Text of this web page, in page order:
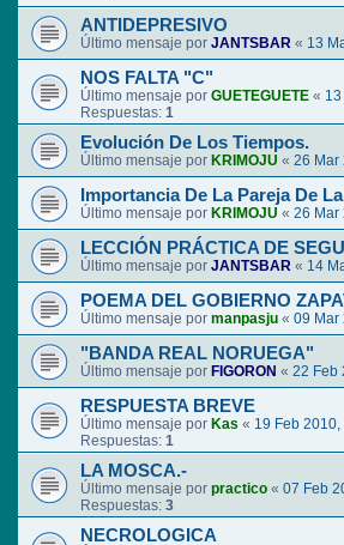
ANTIDEPRESIVO
Último mensaje por JANTSBAR « 13
NOS FALTA "C"
Último mensaje por GUETEGUETE «
Respuestas: 1
Evolución De Los Tiempos.
Último mensaje por KRIMOJU « 26 Mar
Importancia De La Pareja De
Último mensaje por KRIMOJU « 26 Mar
LECCIÓN PRÁCTICA DE
Último mensaje por JANTSBAR « 14
POEMA DEL GOBIERNO
Último mensaje por manpasju « 09 Mar
"BANDA REAL NORUEGA"
Último mensaje por FIGORON « 22 Feb
RESPUESTA BREVE
Último mensaje por Kas « 19 Feb 2010,
Respuestas: 1
LA MOSCA.-
Último mensaje por practico « 07 Feb
Respuestas: 3
NECROLOGICA